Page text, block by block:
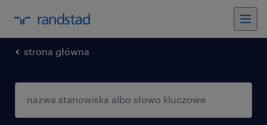
strona główna